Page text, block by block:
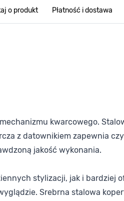
o produkt Płatność i dostawa
kwarcowego.
z datownikiem zapewnia
jakość wykonania.
stylizacji, jak i bardziej
Srebrna stalowa